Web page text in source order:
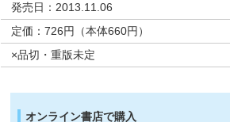
発売日：2013.11.06
定価：726円（本体660円）
×品切・重版未定
オンライン書店で購入